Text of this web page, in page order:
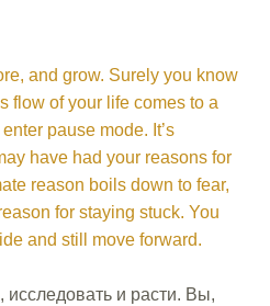
and grow. Surely you know
flow of your life comes to a
pause mode. It’s
have had your reasons for
reason boils down to fear,
for staying stuck. You
and still move forward.
исследовать и расти. Вы,